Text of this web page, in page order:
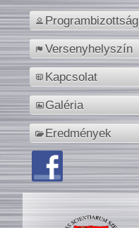
Programbizottság
Versenyhelyszín
Kapcsolat
Galéria
Eredmények